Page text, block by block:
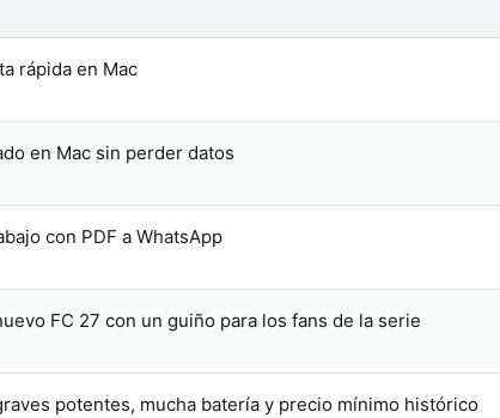
rápida en Mac
en Mac sin perder datos
con PDF a WhatsApp
FC 27 con un guiño para los fans de la serie
potentes, mucha batería y precio mínimo histórico